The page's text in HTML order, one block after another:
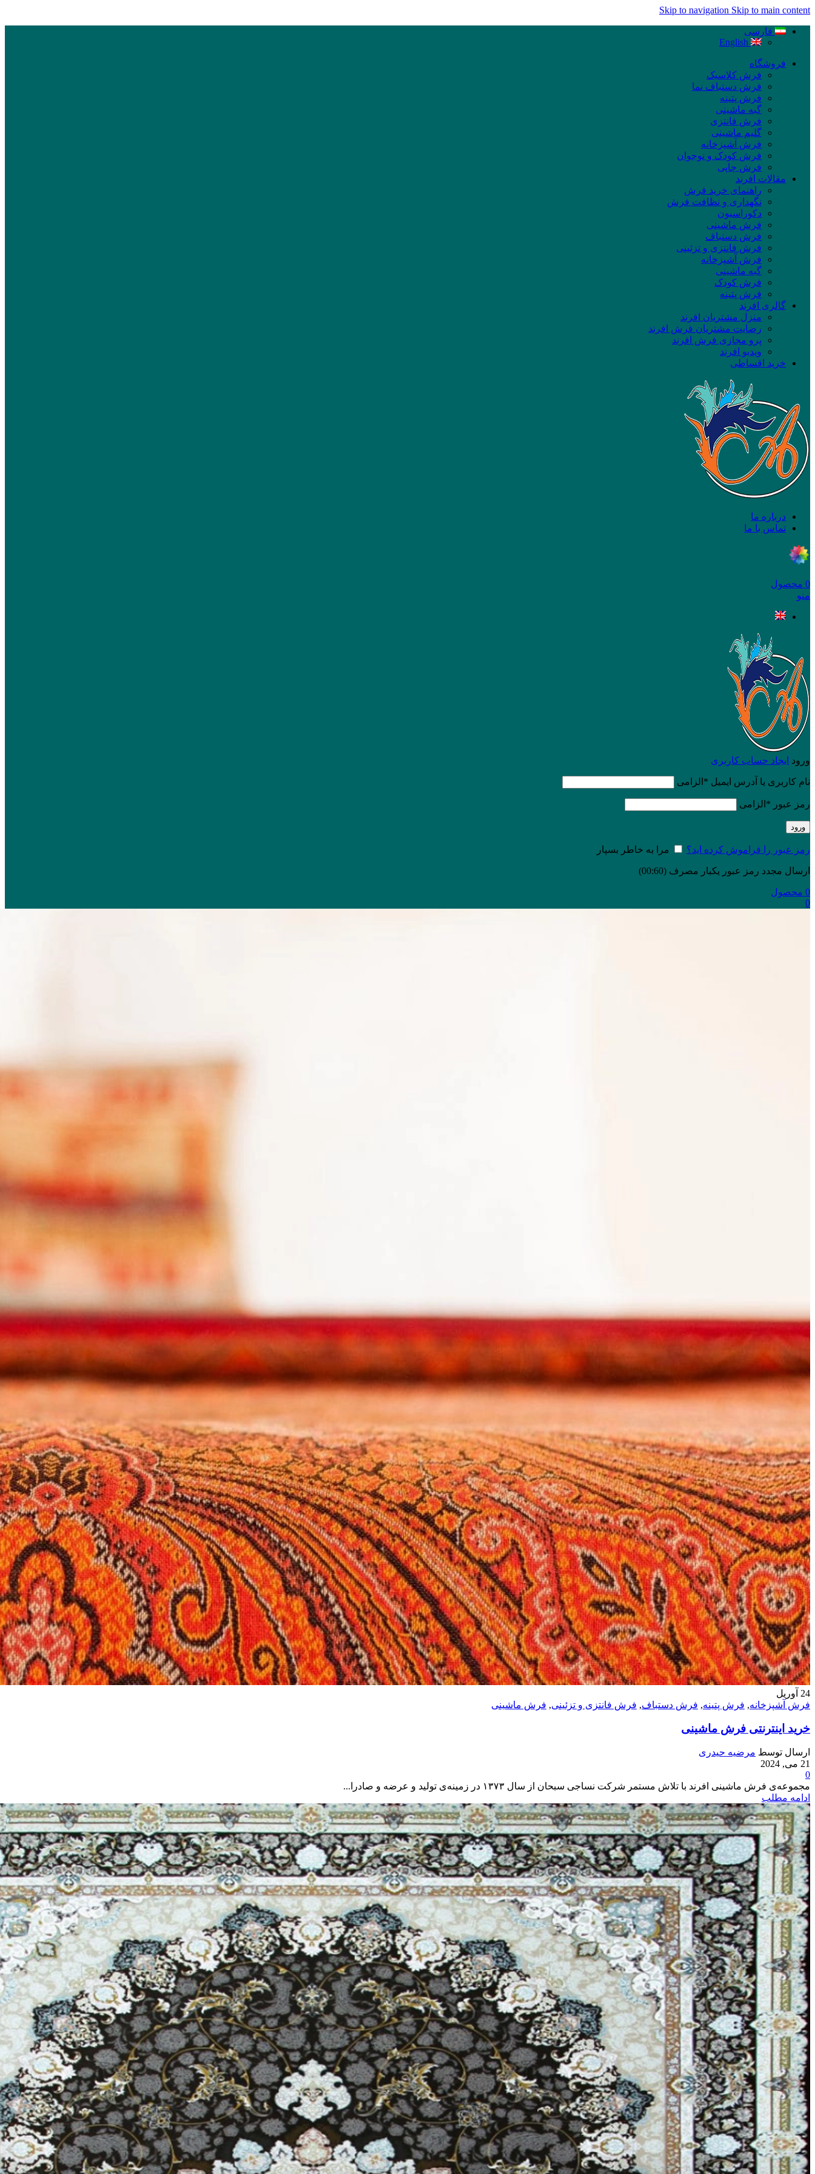
Skip to navigation Skip to main content
فارسی
English
فروشگاه
فرش کلاسیک
فرش دستباف نما
فرش پتینه
گبه ماشینی
فرش فانتزی
گلیم ماشینی
فرش آشپزخانه
فرش کودک و نوجوان
فرش چاپی
مقالات افرند
راهنمای خرید فرش
نگهداری و نظافت فرش
دکوراسیون
فرش ماشینی
فرش دستباف
فرش فانتزی و تزئینی
فرش آشپزخانه
گبه ماشینی
فرش کودک
فرش پتینه
گالری افرند
منزل مشتریان افرند
رضایت مشتریان فرش افرند
پرو مجازی فرش افرند
ویدیو افرند
خرید اقساطی
درباره ما
تماس با ما
0 محصول
منو
ورود ایجاد حساب کاربری
نام کاربری یا آدرس ایمیل * الزامی
رمز عبور * الزامی
ورود
رمز عبور را فراموش کرده اید؟ مرا به خاطر بسپار
ارسال مجدد رمز عبور یکبار مصرف (00:
60
)
0 محصول
0
24 آوریل
فرش آشپزخانه, فرش پتینه, فرش دستباف, فرش فانتزی و تزئینی, فرش ماشینی
خرید اینترنتی فرش ماشینی
ارسال توسط مرضیه حیدری
21 می, 2024
0
مجموعه‌ی فرش ماشینی افرند با تلاش مستمر شرکت نساجی سبحان از سال ۱۳۷۳ در زمینه‌ی تولید و عرضه و صادرا...
ادامه مطلب